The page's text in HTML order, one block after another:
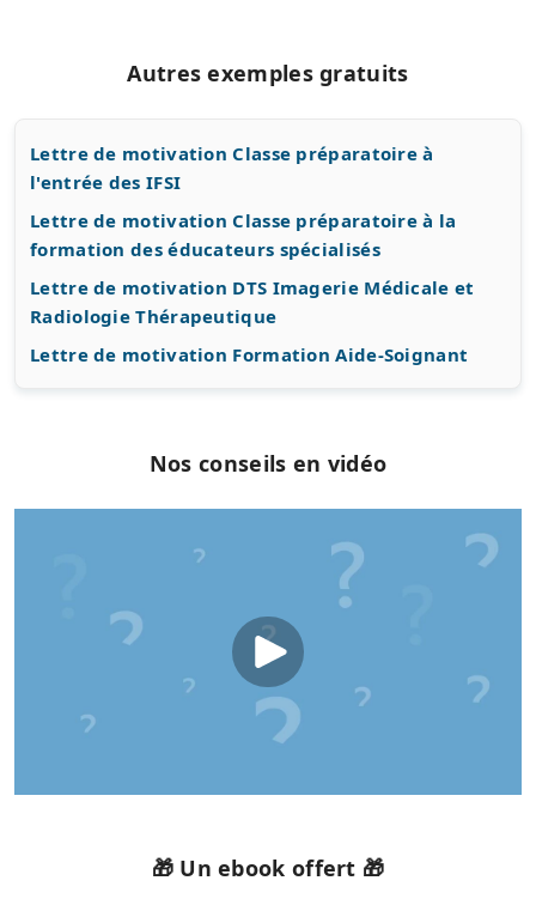
Autres exemples gratuits
Lettre de motivation Classe préparatoire à
l'entrée des IFSI
Lettre de motivation Classe préparatoire à la
formation des éducateurs spécialisés
Lettre de motivation DTS Imagerie Médicale et
Radiologie Thérapeutique
Lettre de motivation Formation Aide-Soignant
Nos conseils en vidéo
🎁 Un ebook offert 🎁